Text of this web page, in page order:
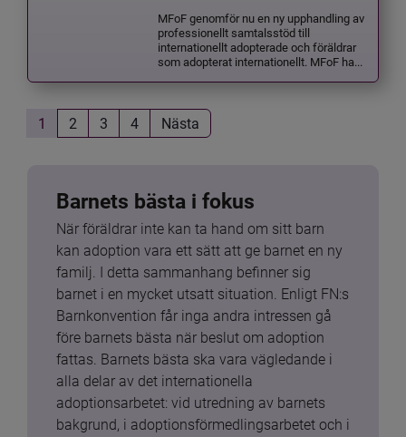
MFoF genomför nu en ny upphandling av
professionellt samtalsstöd till
internationellt adopterade och föräldrar
som adopterat internationellt. MFoF ha...
1 2 3 4 Nästa
Barnets bästa i fokus
När föräldrar inte kan ta hand om sitt barn
kan adoption vara ett sätt att ge barnet en ny
familj. I detta sammanhang befinner sig
barnet i en mycket utsatt situation. Enligt FN:s
Barnkonvention får inga andra intressen gå
före barnets bästa när beslut om adoption
fattas. Barnets bästa ska vara vägledande i
alla delar av det internationella
adoptionsarbetet: vid utredning av barnets
bakgrund, i adoptionsförmedlingsarbetet och i